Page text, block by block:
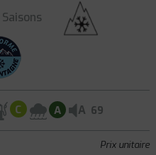
C A A 69
Prix unitaire